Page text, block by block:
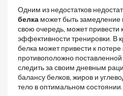
Одним из недостатков
белка может быть замедление
свою очередь, может привести
эффективности тренировки. В
белка может привести к
противоположно
следить за своим дневным
балансу белков, жиров и
тело в оптимальном состоянии.